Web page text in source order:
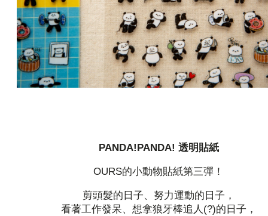
PANDA!PANDA! 透明貼紙
OURS的小動物貼紙第三彈！
剪頭髮的日子、努力運動的日子，
看著工作發呆、想拿狼牙棒追人(?)的日子，